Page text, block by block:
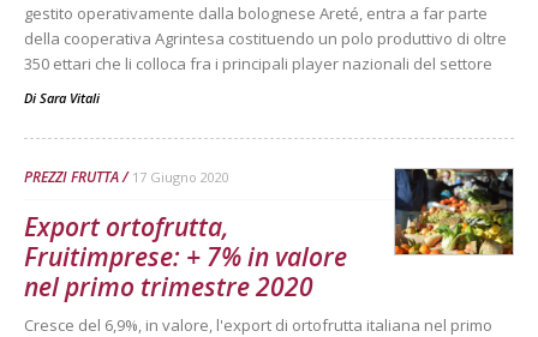
gestito operativamente dalla bolognese Areté, entra a far parte
della cooperativa Agrintesa costituendo un polo produttivo di oltre
350 ettari che li colloca fra i principali player nazionali del settore
Di Sara Vitali
PREZZI FRUTTA 17 Giugno 2020
Export ortofrutta,
Fruitimprese: + 7% in valore
nel primo trimestre 2020
Cresce del 6,9%, in valore, l'export di ortofrutta italiana nel primo